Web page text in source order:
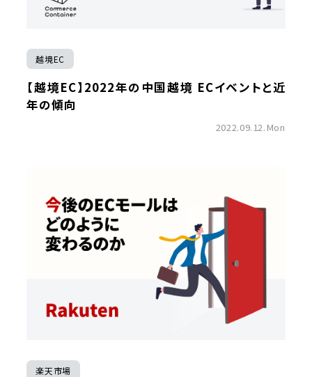
越境EC
【越境EC】2022年の中国越境 ECイベントと近
年の傾向
2022.09.12.Mon
楽天市場